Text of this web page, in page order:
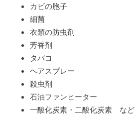
カビの胞子
細菌
衣類の防虫剤
芳香剤
タバコ
ヘアスプレー
殺虫剤
石油ファンヒーター
一酸化炭素・二酸化炭素 など